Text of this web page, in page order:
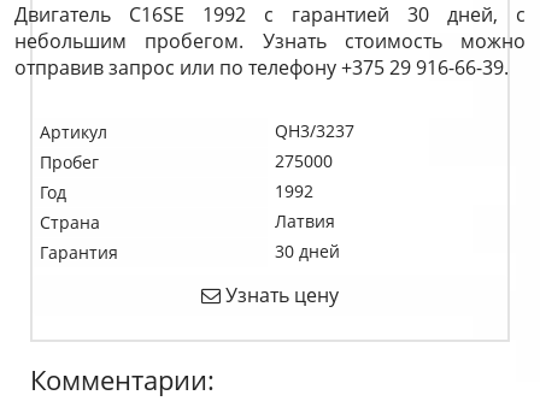
Двигатель C16SE 1992 с гарантией 30 дней, с
небольшим пробегом. Узнать стоимость можно
отправив запрос или по телефону +375 29 916-66-39.
Артикул
QH3/3237
Пробег
275000
Год
1992
Страна
Латвия
Гарантия
30 дней
Узнать цену
Комментарии: